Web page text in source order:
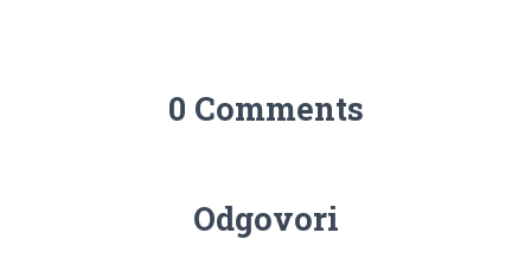
0 Comments
Odgovori